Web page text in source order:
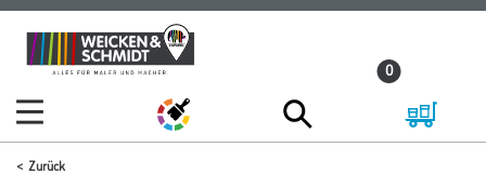
Zum
Inhalt
Zum
Navigationsmenü
0
Zurück